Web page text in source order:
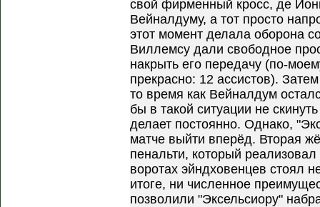
свой фирменный кросс, де
Вейналдуму, а тот просто
этот момент делала оборона
Виллемсу дали свободное
накрыть его передачу (по-
прекрасно: 12 ассистов).
то время как Вейналдум
бы в такой ситуации не
делает постоянно. Однако,
матче выйти вперёд. Вторая
пенальти, который
воротах эйндховенцев стоял
итоге, ни численное
позволили "Эксельсиору"